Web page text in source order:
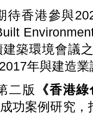
待香港參與
築環境會議
年與建造
二版
《香港
功案例研究